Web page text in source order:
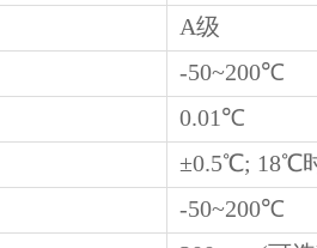
A级
-50~200℃
0.01℃
±0.5℃; 18℃
-50~200℃